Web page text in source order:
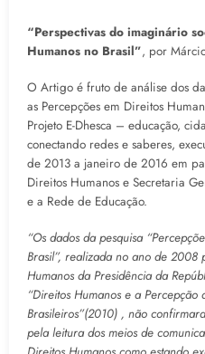
“Perspectivas do imaginário
Humanos no Brasil”, por
O Artigo é fruto de análise dos
as Percepções em Direitos
Projeto E-Dhesca – educação,
conectando redes e saberes,
de 2013 a janeiro de 2016 em
Direitos Humanos e Secretaria
e a Rede de Educação.
“Os dados da pesquisa
Brasil”, realizada no ano de 2008
Humanos da Presidência da
“Direitos Humanos e a
Brasileiros”(2010) , não
pela leitura dos meios de